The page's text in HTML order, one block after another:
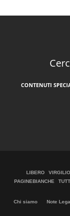
CONTENUTI
LIBERO VIRGILIO
PAGINEBIANCHE
Chi siamo Note